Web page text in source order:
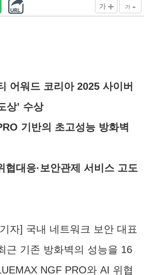
가 + 가 -
어워드 코리아 2025 사이버
상’ 수상
기반의 초고성능 방화벽
협대응·보안관제 서비스 고도
자] 국내 네트워크 보안 대표
근 기존 방화벽의 성능을 16
NGF PRO와 AI 위협